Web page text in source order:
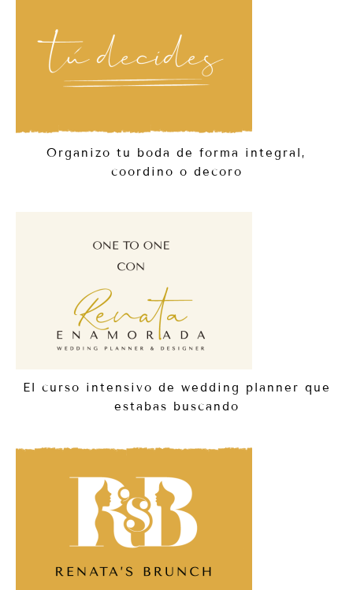
Organizo tu boda de forma integral,
coordino o decoro
El curso intensivo de wedding planner que
estabas buscando